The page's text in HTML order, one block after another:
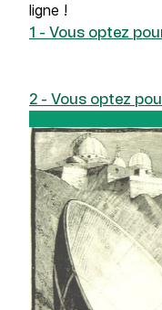
ligne !
1 - Vous optez
2 - Vous optez